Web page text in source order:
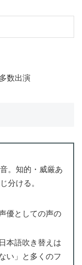
数出演
。知的・威厳あ
分ける。
優としての声の
本語吹き替えは
い」と多くのフ